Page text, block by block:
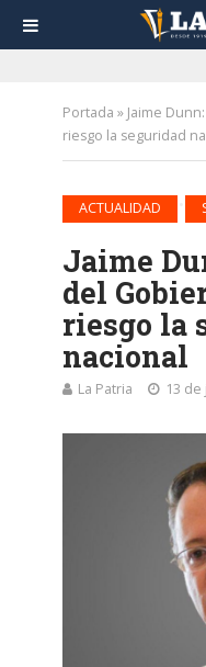
Portada » Jaime
riesgo la seguridad
ACTUALIDAD
Jaime
del
riesgo la
nacional
La Patria 13